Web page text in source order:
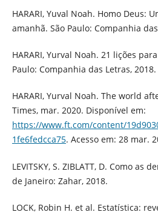
HARARI, Yuval Noah. Homo Deus:
amanhã. São Paulo: Companhia
HARARI, Yurval Noah. 21 lições
Paulo: Companhia das Letras, 2018.
HARARI, Yurval Noah. The world
Times, mar. 2020. Disponível em:
https://www.ft.com/content/
1fe6fedcca75. Acesso em: 28 mar.
LEVITSKY, S. ZIBLATT, D. Como as
de Janeiro: Zahar, 2018.
LOCK, Robin H. et al. Estatística: